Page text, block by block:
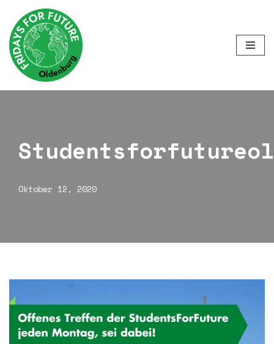
Zum
Inhalt
springen
Oktober 12, 2020